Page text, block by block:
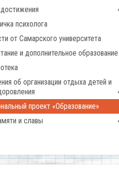
психолога
от Самарского университета
и дополнительное образование
об организации отдыха детей и
проект «Образование»
и славы